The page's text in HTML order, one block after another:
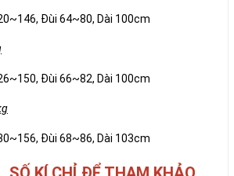
Đùi 64~80, Dài 100cm
Đùi 66~82, Dài 100cm
Đùi 68~86, Dài 103cm